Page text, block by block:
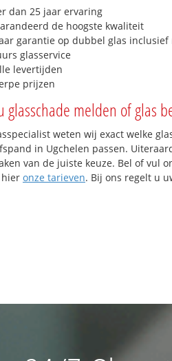
dan 25 jaar ervaring
de hoogste kwaliteit
garantie op dubbel glas inclusief
glasservice
levertijden
prijzen
glasschade melden of glas
weten wij exact welke
in Ugchelen passen.
van de juiste keuze. Bel of vul
hier onze tarieven. Bij ons regelt u